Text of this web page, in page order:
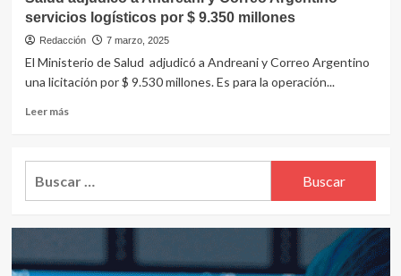
los
envíos
invertirá
US$
2.270
millones
2030
servicios logísticos por $ 9.350 millones
Redacción 7 marzo, 2025
El Ministerio de Salud adjudicó a Andreani y Correo Argentino
una licitación por $ 9.530 millones. Es para la operación...
Leer másLeer
Salud
adjudicó
y
Argentino